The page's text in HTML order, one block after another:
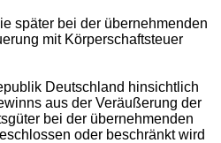
später bei der übernehmenden
mit Körperschaftsteuer
Deutschland hinsichtlich
aus der Veräußerung der
bei der übernehmenden
oder beschränkt wird